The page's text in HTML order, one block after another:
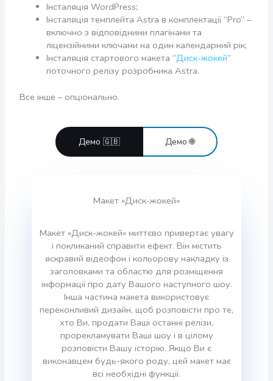
Інсталяція WordPress;
Інсталяція темплейта Astra в комплектації “Pro” –
включно з відповідними плагінами та
ліцензійними ключами на один календарний рік;
Інсталяція стартового макета “Диск-жокей”
поточного релізу розробника Astra.
Все інше – опціонально.
Демо 🇬🇧 Демо 🌐
Макет «Диск-жокей»
Макет «Диск-жокей» миттєво привертає увагу
і покликаний справити ефект. Він містить
яскравий відеофон і кольорову накладку із
заголовками та областю для розміщення
інформації про дату Вашого наступного шоу.
Інша частина макета використовує
переконливий дизайн, щоб розповісти про те,
хто Ви, продати Ваші останні релізи,
прорекламувати Ваші шоу і в цілому
розповісти Вашу історію. Якщо Ви є
виконавцем будь-якого роду, цей макет має
всі необхідні функції.